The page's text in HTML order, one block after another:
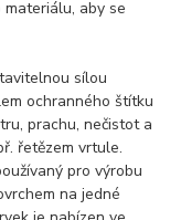
aby se
sílou
ochranného štítku
prachu, nečistot a
řetězem vrtule.
pro výrobu
na jedné